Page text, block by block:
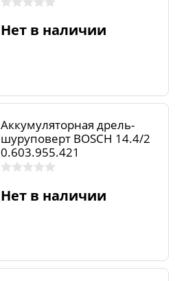
Нет в наличии
Аккумуляторная дрель-
шуруповерт BOSCH 14.4/2
0.603.955.421
Нет в наличии